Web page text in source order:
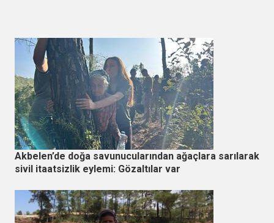
Akbelen’de doğa savunucularından ağaçlara sarılarak
sivil itaatsizlik eylemi: Gözaltılar var